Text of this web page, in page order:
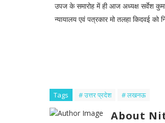
उपज के समारोह में ही आज अध्यक्ष सर्वेश
न्यायालय एवं पत्रकार मो तलहा किदवई को
Tags # उत्तर प्रदेश # लखनऊ
About